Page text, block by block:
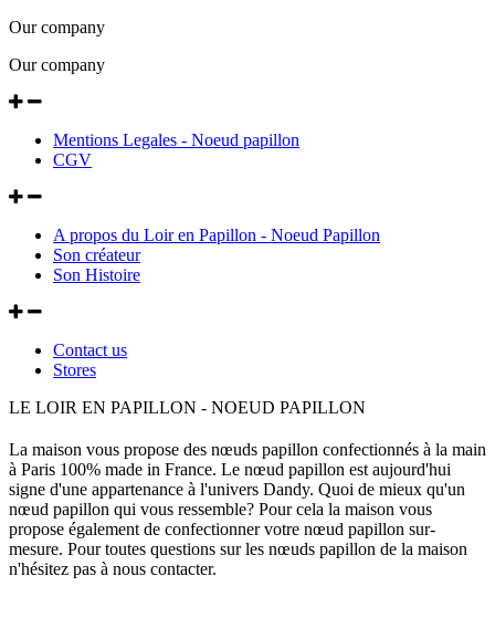
Our company
Our company
Mentions Legales - Noeud papillon
CGV
A propos du Loir en Papillon - Noeud Papillon
Son créateur
Son Histoire
Contact us
Stores
LE LOIR EN PAPILLON - NOEUD PAPILLON
La maison vous propose des nœuds papillon confectionnés à la main
à Paris 100% made in France. Le nœud papillon est aujourd'hui
signe d'une appartenance à l'univers Dandy. Quoi de mieux qu'un
nœud papillon qui vous ressemble? Pour cela la maison vous
propose également de confectionner votre nœud papillon sur-
mesure. Pour toutes questions sur les nœuds papillon de la maison
n'hésitez pas à nous contacter.